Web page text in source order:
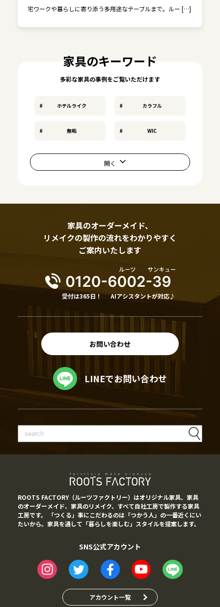
宅ワークや暮らしに寄り添う多用途なテーブルまで。ルー […]
家具のキーワード
多彩な家具の事例をご覧いただけます
ホテルライク カラフル
無垢 WIC
家具のオーダーメイド、
リメイクの製作の流れをわかりやすく
ご案内いたします
受付は365日！ AIアシスタントが対応♪
お問い合わせ
LINEでお問い合わせ
ROOTS FACTORY（ルーツファクトリー）はオリジナル家具、家具
のオーダーメイド、家具のリメイク、すべて自社工房で製作する家具
工房です。 「つくる」事にこだわるのは「つかう人」の一番近くにい
たいから。家具を通して「暮らしを楽しむ」スタイルを提案します。
SNS公式アカウント
アカウント一覧